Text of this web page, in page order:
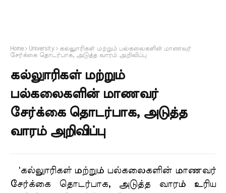
Home University
கல்லுாரிகள் மற்றும் பல்கலைகளின் மாணவர்
சேர்க்கை தொடர்பாக, அடுத்த வாரம் அறிவிப்பு
கல்லுாரிகள் மற்றும்
பல்கலைகளின் மாணவர்
சேர்க்கை தொடர்பாக, அடுத்த
வாரம் அறிவிப்பு
'கல்லுாரிகள் மற்றும் பல்கலைகளின் மாணவர்
சேர்க்கை தொடர்பாக, அடுத்த வாரம் உரிய